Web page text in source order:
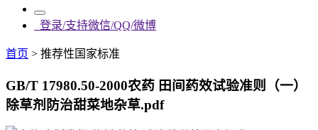
登录/支持微信/QQ/微博
首页 > 推荐性国家标准
GB/T 17980.50-2000农药 田间药效试验准则（一）
除草剂防治甜菜地杂草.pdf